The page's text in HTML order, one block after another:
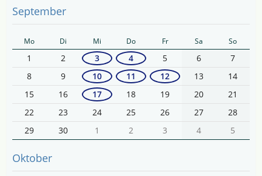
September
Mo Di Mi Do Fr Sa So
1 2 3 4 5 6
7
8
9 10 11 12 13
14
15
16 17 18 19 20
21
22
23 24 25 26 27
28
29
30 1 2 3 4 5
Oktober